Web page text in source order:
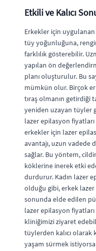
Etkili ve Kalıcı
Erkekler için
tüy yoğunluğuna,
farklılık gösterebilir.
yapılan ön
planı oluşturulur. Bu
mümkün olur. Birçok
tıraş olmanın getirdiği
yeniden uzayan tüyler
lazer epilasyon fiyatları
erkekler için lazer
avantajı, uzun vadede
sağlar. Bu yöntem,
köklerine inerek etki
durdurur. Kadın lazer
olduğu gibi, erkek
sonunda elde edilen
lazer epilasyon
kliniğimizi ziyaret
tüylerden kalıcı
yaşam sürmek